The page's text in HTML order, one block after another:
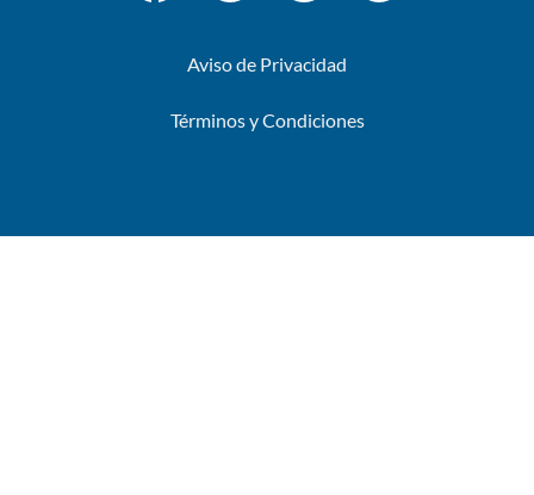
Aviso de Privacidad
Términos y Condiciones